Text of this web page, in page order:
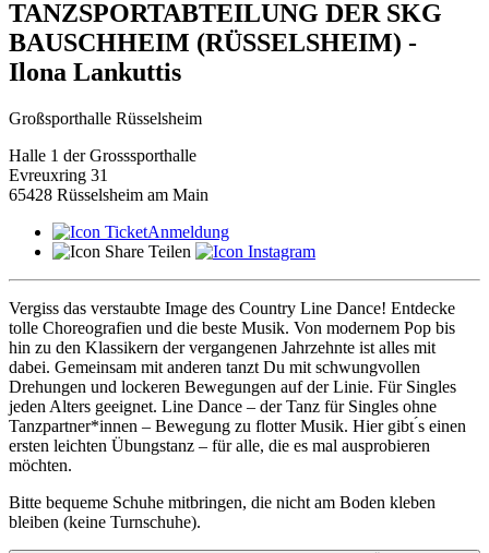
TANZSPORTABTEILUNG DER SKG
BAUSCHHEIM (RÜSSELSHEIM) -
Ilona Lankuttis
Großsporthalle Rüsselsheim
Halle 1 der Grosssporthalle
Evreuxring 31
65428 Rüsselsheim am Main
Anmeldung
Teilen
Vergiss das verstaubte Image des Country Line Dance! Entdecke
tolle Choreografien und die beste Musik. Von modernem Pop bis
hin zu den Klassikern der vergangenen Jahrzehnte ist alles mit
dabei. Gemeinsam mit anderen tanzt Du mit schwungvollen
Drehungen und lockeren Bewegungen auf der Linie. Für Singles
jeden Alters geeignet. Line Dance – der Tanz für Singles ohne
Tanzpartner*innen – Bewegung zu flotter Musik. Hier gibt ́s einen
ersten leichten Übungstanz – für alle, die es mal ausprobieren
möchten.
Bitte bequeme Schuhe mitbringen, die nicht am Boden kleben
bleiben (keine Turnschuhe).